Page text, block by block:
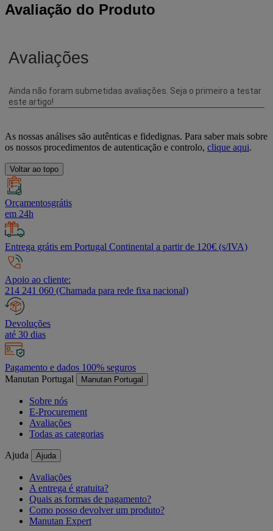
Avaliação do Produto
As nossas análises são autênticas e fidedignas. Para saber mais sobre
os nossos procedimentos de autenticação e controlo, clique aqui.
Voltar ao topo
Orçamentosgrátis
em 24h
Entrega grátis em Portugal Continental a partir de 120€ (s/IVA)
Apoio ao cliente:
214 241 060 (Chamada para rede fixa nacional)
Devoluções
até 30 dias
Pagamento e dados 100% seguros
Manutan Portugal
Manutan Portugal
Sobre nós
E-Procurement
Avaliações
Todas as categorias
Ajuda Ajuda
Avaliações
A entrega é gratuita?
Quais as formas de pagamento?
Como posso devolver um produto?
Manutan Expert